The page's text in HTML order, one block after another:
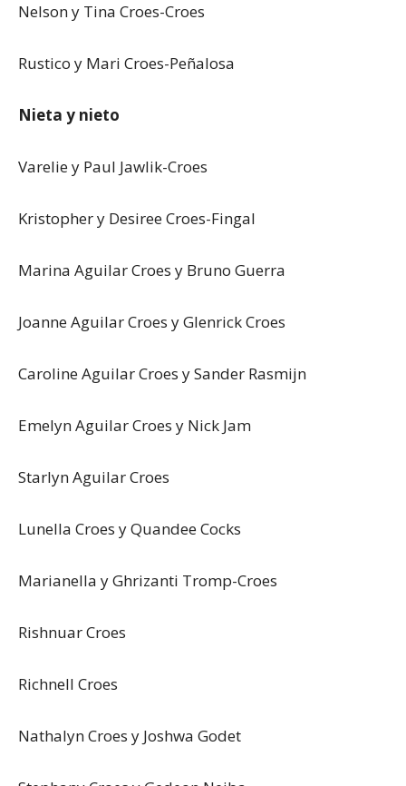
Nelson y Tina Croes-Croes
Rustico y Mari Croes-Peñalosa
Nieta y nieto
Varelie y Paul Jawlik-Croes
Kristopher y Desiree Croes-Fingal
Marina Aguilar Croes y Bruno Guerra
Joanne Aguilar Croes y Glenrick Croes
Caroline Aguilar Croes y Sander Rasmijn
Emelyn Aguilar Croes y Nick Jam
Starlyn Aguilar Croes
Lunella Croes y Quandee Cocks
Marianella y Ghrizanti Tromp-Croes
Rishnuar Croes
Richnell Croes
Nathalyn Croes y Joshwa Godet